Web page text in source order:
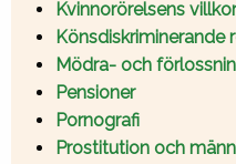
Kvinnorörelsens villkor
Könsdiskriminerande
Mödra- och
Pensioner
Pornografi
Prostitution och